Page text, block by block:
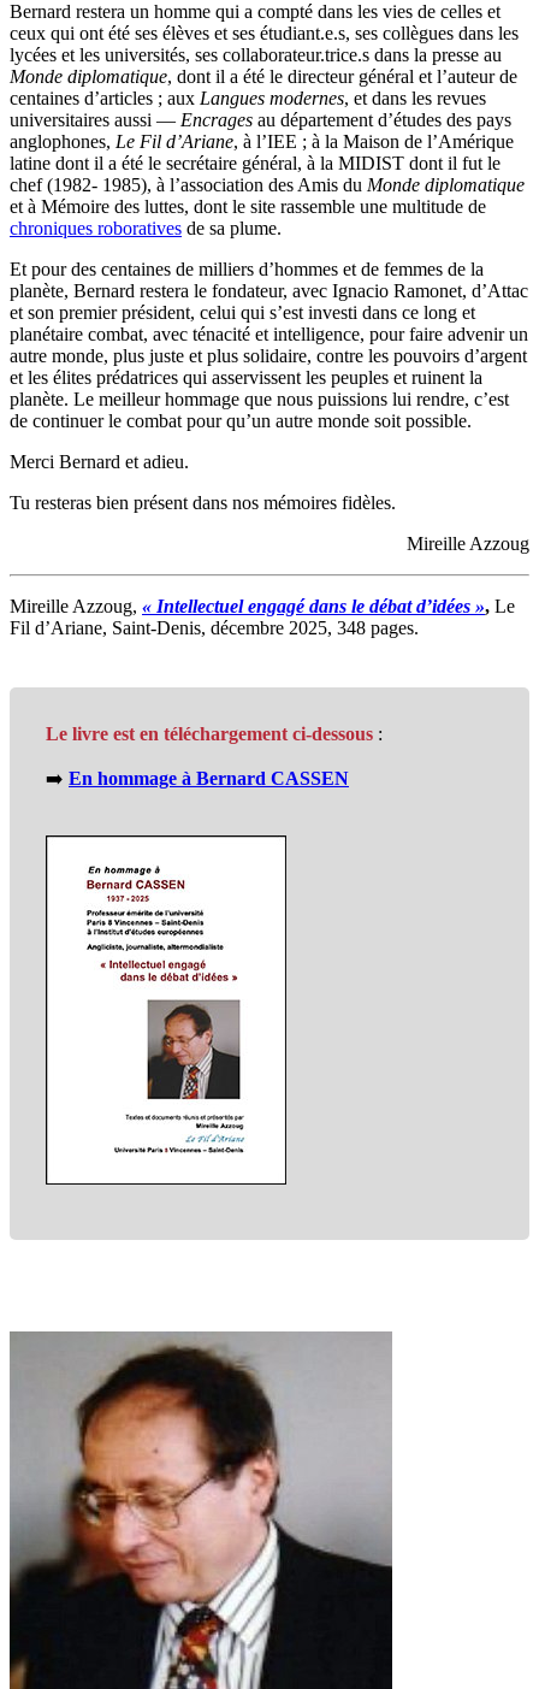
Bernard restera un homme qui a compté dans les vies de celles et
ceux qui ont été ses élèves et ses étudiant.e.s, ses collègues dans les
lycées et les universités, ses collaborateur.trice.s dans la presse au
Monde diplomatique, dont il a été le directeur général et l’auteur de
centaines d’articles ; aux Langues modernes, et dans les revues
universitaires aussi — Encrages au département d’études des pays
anglophones, Le Fil d’Ariane, à l’IEE ; à la Maison de l’Amérique
latine dont il a été le secrétaire général, à la MIDIST dont il fut le
chef (1982- 1985), à l’association des Amis du Monde diplomatique
et à Mémoire des luttes, dont le site rassemble une multitude de
chroniques roboratives de sa plume.
Et pour des centaines de milliers d’hommes et de femmes de la
planète, Bernard restera le fondateur, avec Ignacio Ramonet, d’Attac
et son premier président, celui qui s’est investi dans ce long et
planétaire combat, avec ténacité et intelligence, pour faire advenir un
autre monde, plus juste et plus solidaire, contre les pouvoirs d’argent
et les élites prédatrices qui asservissent les peuples et ruinent la
planète. Le meilleur hommage que nous puissions lui rendre, c’est
de continuer le combat pour qu’un autre monde soit possible.
Merci Bernard et adieu.
Tu resteras bien présent dans nos mémoires fidèles.
Mireille Azzoug
Mireille Azzoug, « Intellectuel engagé dans le débat d’idées », Le
Fil d’Ariane, Saint-Denis, décembre 2025, 348 pages.
Le livre est en téléchargement ci-dessous :
➡️ En hommage à Bernard CASSEN